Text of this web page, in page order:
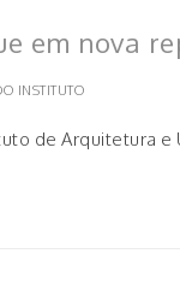
em nova
INSTITUTO
de Arquitetura